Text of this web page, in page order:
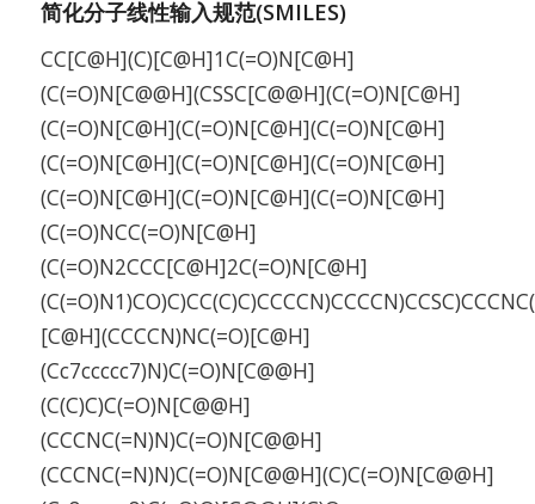
简化分子线性输入规范(SMILES)
CC[C@H](C)[C@H]1C(=O)N[C@H]
(C(=O)N[C@@H](CSSC[C@@H](C(=O)N[C@H]
(C(=O)N[C@H](C(=O)N[C@H](C(=O)N[C@H]
(C(=O)N[C@H](C(=O)N[C@H](C(=O)N[C@H]
(C(=O)N[C@H](C(=O)N[C@H](C(=O)N[C@H]
(C(=O)NCC(=O)N[C@H]
(C(=O)N2CCC[C@H]2C(=O)N[C@H]
[C@H](CCCCN)NC(=O)[C@H]
(Cc7ccccc7)N)C(=O)N[C@@H]
(C(C)C)C(=O)N[C@@H]
(CCCNC(=N)N)C(=O)N[C@@H]
(CCCNC(=N)N)C(=O)N[C@@H](C)C(=O)N[C@@H]